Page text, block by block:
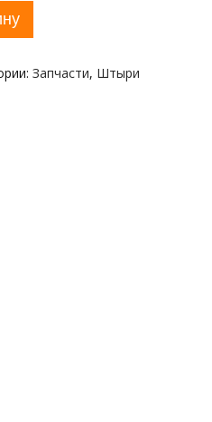
Запчасти, Штыри